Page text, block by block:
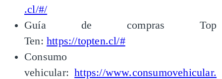
.cl/#/
Guía de compras Top
Ten: https://topten.cl/#
Consumo
vehicular:https://www.consumovehicular.